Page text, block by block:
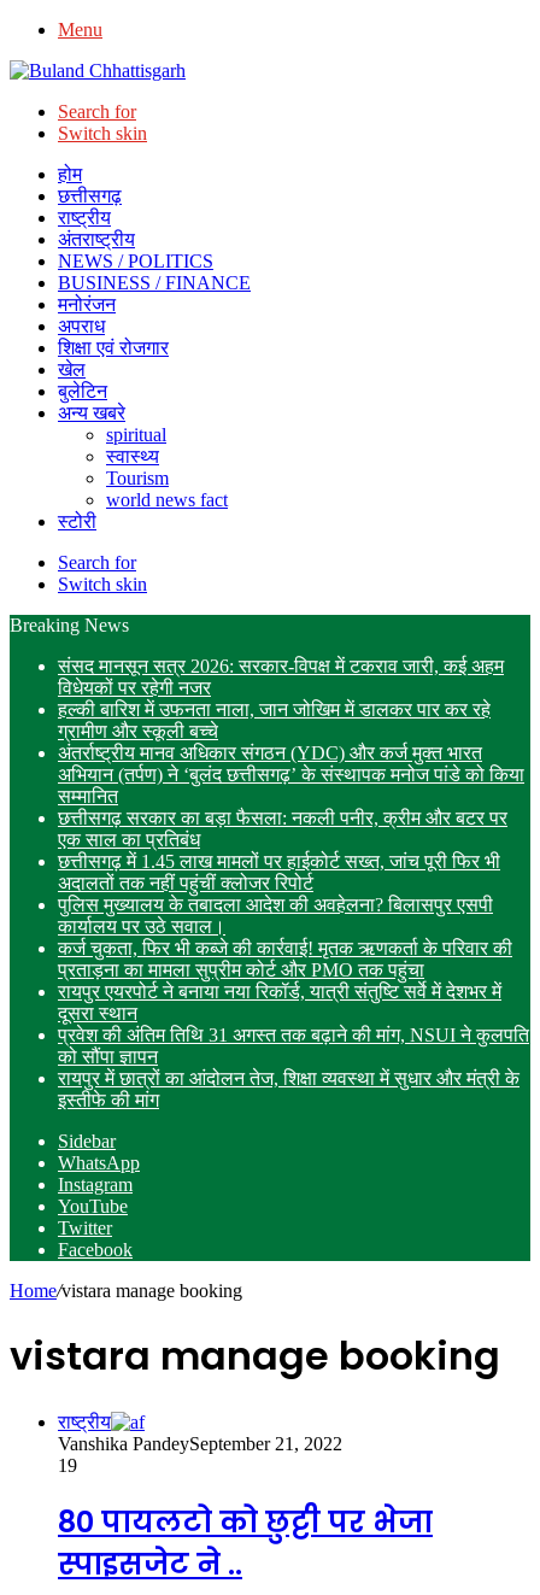
Menu
Search for
Switch skin
होम
छत्तीसगढ़
राष्ट्रीय
अंतराष्ट्रीय
NEWS / POLITICS
BUSINESS / FINANCE
मनोरंजन
अपराध
शिक्षा एवं रोजगार
खेल
बुलेटिन
अन्य खबरे
spiritual
स्वास्थ्य
Tourism
world news fact
स्टोरी
Search for
Switch skin
Breaking News
संसद मानसून सत्र 2026: सरकार-विपक्ष में टकराव जारी, कई अहम
विधेयकों पर रहेगी नजर
हल्की बारिश में उफनता नाला, जान जोखिम में डालकर पार कर रहे
ग्रामीण और स्कूली बच्चे
अंतर्राष्ट्रीय मानव अधिकार संगठन (YDC) और कर्ज मुक्त भारत
अभियान (तर्पण) ने ‘बुलंद छत्तीसगढ़’ के संस्थापक मनोज पांडे को किया
सम्मानित
छत्तीसगढ़ सरकार का बड़ा फैसला: नकली पनीर, क्रीम और बटर पर
एक साल का प्रतिबंध
छत्तीसगढ़ में 1.45 लाख मामलों पर हाईकोर्ट सख्त, जांच पूरी फिर भी
अदालतों तक नहीं पहुंचीं क्लोजर रिपोर्ट
पुलिस मुख्यालय के तबादला आदेश की अवहेलना? बिलासपुर एसपी
कार्यालय पर उठे सवाल।
कर्ज चुकता, फिर भी कब्जे की कार्रवाई! मृतक ऋणकर्ता के परिवार की
प्रताड़ना का मामला सुप्रीम कोर्ट और PMO तक पहुंचा
रायपुर एयरपोर्ट ने बनाया नया रिकॉर्ड, यात्री संतुष्टि सर्वे में देशभर में
दूसरा स्थान
प्रवेश की अंतिम तिथि 31 अगस्त तक बढ़ाने की मांग, NSUI ने कुलपति
को सौंपा ज्ञापन
रायपुर में छात्रों का आंदोलन तेज, शिक्षा व्यवस्था में सुधार और मंत्री के
इस्तीफे की मांग
Sidebar
WhatsApp
Instagram
YouTube
Twitter
Facebook
Home/vistara manage booking
vistara manage booking
राष्ट्रीय
Vanshika PandeySeptember 21, 2022
19
80 पायलटो को छुट्टी पर भेजा
स्पाइसजेट ने ..